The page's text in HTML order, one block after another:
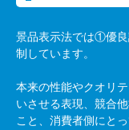
景品表示法では①優
制しています。
本来の性能やクオリ
いさせる表現、競合
こと、消費者側にと